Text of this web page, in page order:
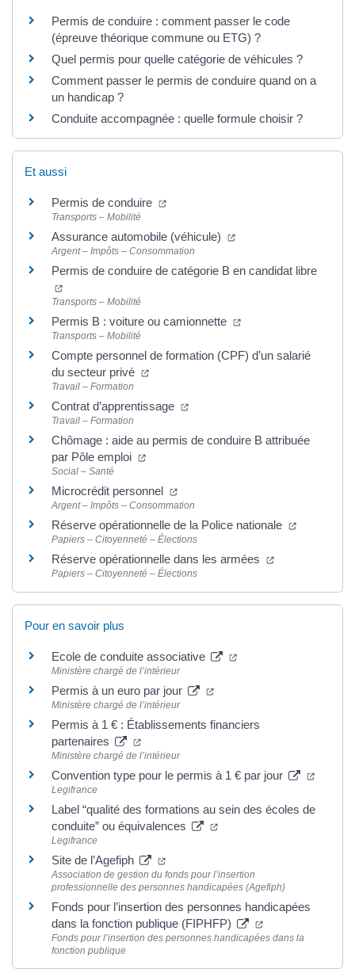
Permis de conduire : comment passer le code
(épreuve théorique commune ou ETG) ?
Quel permis pour quelle catégorie de véhicules ?
Comment passer le permis de conduire quand on a
un handicap ?
Conduite accompagnée : quelle formule choisir ?
Et aussi
Permis de conduire (nouvelle fenêtre)
Transports – Mobilité
Assurance automobile (véhicule) (nouvelle fenêtre)
Argent – Impôts – Consommation
Permis de conduire de catégorie B en candidat libre
(nouvelle fenêtre)
Transports – Mobilité
Permis B : voiture ou camionnette (nouvelle fenêtre)
Transports – Mobilité
Compte personnel de formation (CPF) d’un salarié
du secteur privé
(nouvelle fenêtre)
Travail – Formation
Contrat d’apprentissage (nouvelle fenêtre)
Travail – Formation
Chômage : aide au permis de conduire B attribuée
par Pôle emploi
(nouvelle fenêtre)
Social – Santé
Microcrédit personnel (nouvelle fenêtre)
Argent – Impôts – Consommation
Réserve opérationnelle de la Police nationale (nouvelle
Papiers – Citoyenneté – Élections
Réserve opérationnelle dans les armées (nouvelle
Papiers – Citoyenneté – Élections
Pour en savoir plus
Ecole de conduite associative (nouvelle fenêtre)
Ministère chargé de l’intérieur
Permis à un euro par jour (nouvelle fenêtre)
Ministère chargé de l’intérieur
Permis à 1 € : Établissements financiers
partenaires
(nouvelle fenêtre)
Ministère chargé de l’intérieur
Convention type pour le permis à 1 € par jour
Legifrance
Label “qualité des formations au sein des écoles de
conduite” ou équivalences
(nouvelle fenêtre)
Legifrance
Site de l’Agefiph (nouvelle fenêtre)
Association de gestion du fonds pour l’insertion
professionnelle des personnes handicapées (Agefiph)
Fonds pour l’insertion des personnes handicapées
dans la fonction publique (FIPHFP)
(nouvelle fenêtre)
Fonds pour l’insertion des personnes handicapées dans la
fonction publique